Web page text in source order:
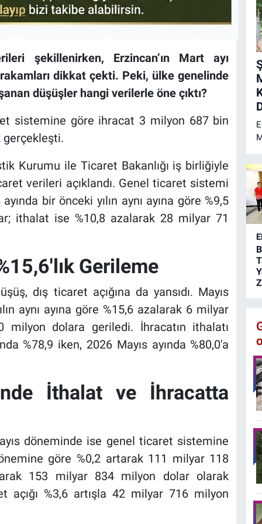
şekillenirken, Erzincan’ın Mart ayı
dikkat çekti. Peki, ülke genelinde
düşüşler hangi verilerle öne çıktı?
sistemine göre ihracat 3 milyon 687 bin
gerçekleşti.
Kurumu ile Ticaret Bakanlığı iş birliğiyle
verileri açıklandı. Genel ticaret sistemi
bir önceki yılın aynı ayına göre %9,5
ithalat ise %10,8 azalarak 28 milyar 71
Gerileme
dış ticaret açığına da yansıdı. Mayıs
aynı ayına göre %15,6 azalarak 6 milyar
dolara geriledi. İhracatın ithalatı
%78,9 iken, 2026 Mayıs ayında %80,0'a
İthalat ve İhracatta
döneminde ise genel ticaret sistemine
göre %0,2 artarak 111 milyar 118
153 milyar 834 milyon dolar olarak
açığı %3,6 artışla 42 milyar 716 milyon